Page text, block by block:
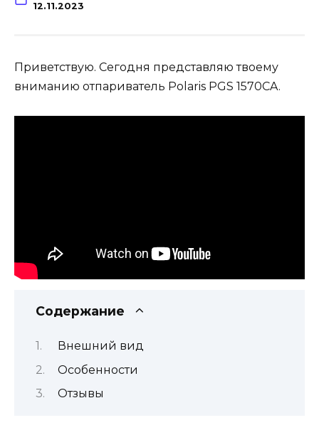
12.11.2023
Приветствую. Сегодня представляю твоему
вниманию отпариватель Polaris PGS 1570CA.
Содержание
Внешний вид
Особенности
Отзывы